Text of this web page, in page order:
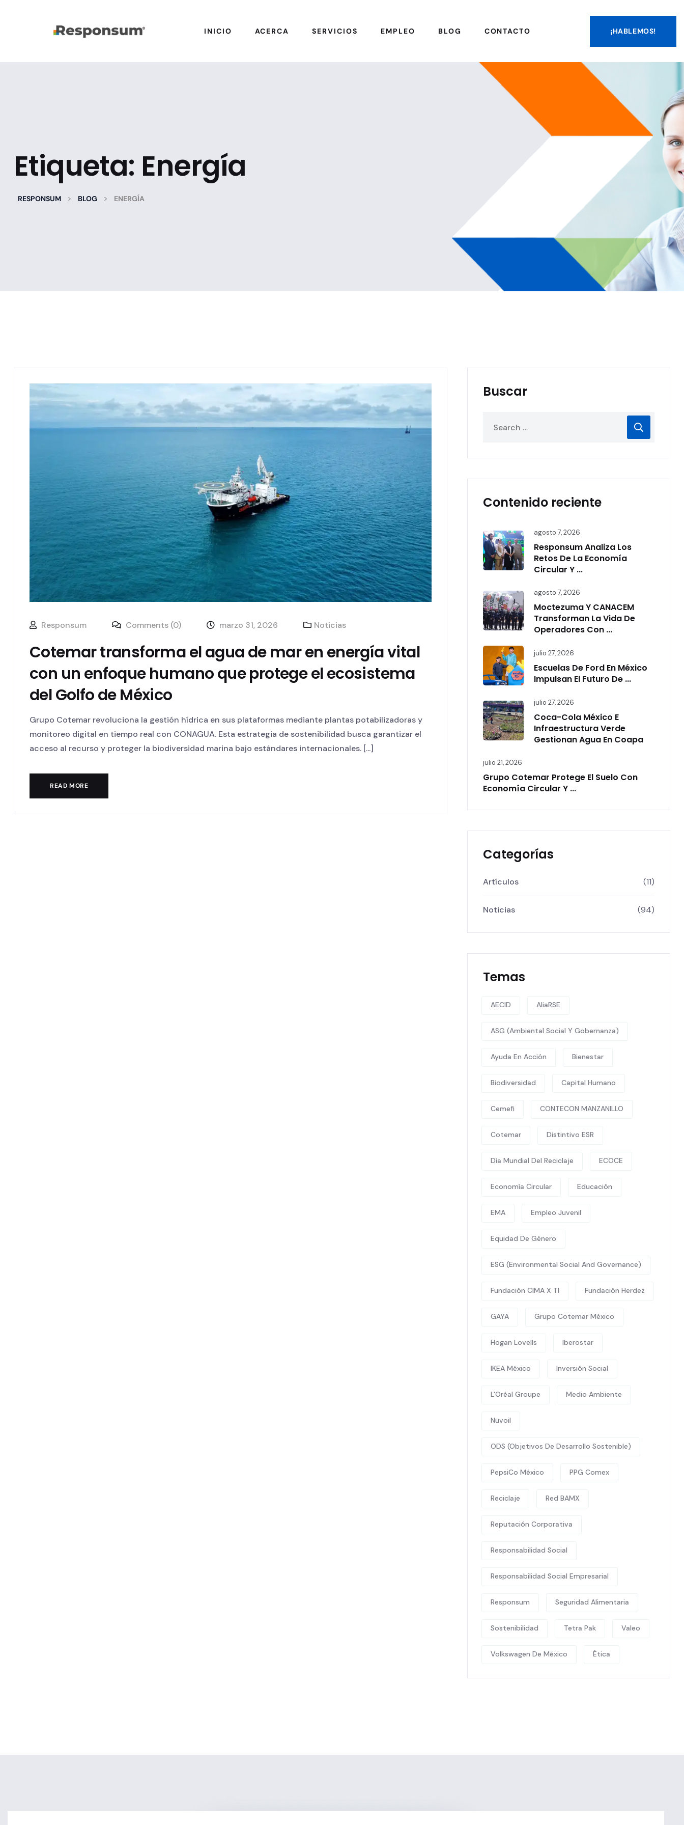
INICIO ACERCA SERVICIOS EMPLEO BLOG CONTACTO ¡HABLEMOS!
Etiqueta: Energía
RESPONSUM > BLOG > ENERGÍA
Responsum Comments (0) marzo 31, 2026 Noticias
Cotemar transforma el agua de mar en energía vital
con un enfoque humano que protege el ecosistema
del Golfo de México
Grupo Cotemar revoluciona la gestión hídrica en sus plataformas mediante plantas potabilizadoras y
monitoreo digital en tiempo real con CONAGUA. Esta estrategia de sostenibilidad busca garantizar el
acceso al recurso y proteger la biodiversidad marina bajo estándares internacionales. [...]
READ MORE
Buscar
Contenido reciente
agosto 7, 2026
Responsum Analiza Los
Retos De La Economía
Circular Y ...
agosto 7, 2026
Moctezuma Y CANACEM
Transforman La Vida De
Operadores Con ...
julio 27, 2026
Escuelas De Ford En México
Impulsan El Futuro De ...
julio 27, 2026
Coca-Cola México E
Infraestructura Verde
Gestionan Agua En Coapa
julio 21, 2026
Grupo Cotemar Protege El Suelo Con
Economía Circular Y ...
Categorías
Artículos (11)
Noticias (94)
Temas
AECID AliaRSE
ASG (Ambiental Social Y Gobernanza)
Ayuda En Acción Bienestar
Biodiversidad Capital Humano
Cemefi CONTECON MANZANILLO
Cotemar Distintivo ESR
Día Mundial Del Reciclaje ECOCE
Economía Circular Educación
EMA Empleo Juvenil
Equidad De Género
ESG (Environmental Social And Governance)
Fundación CIMA X TI Fundación Herdez
GAYA Grupo Cotemar México
Hogan Lovells Iberostar
IKEA México Inversión Social
L'Oréal Groupe Medio Ambiente
Nuvoil
ODS (Objetivos De Desarrollo Sostenible)
PepsiCo México PPG Comex
Reciclaje Red BAMX
Reputación Corporativa
Responsabilidad Social
Responsabilidad Social Empresarial
Responsum Seguridad Alimentaria
Sostenibilidad Tetra Pak Valeo
Volkswagen De México Ética